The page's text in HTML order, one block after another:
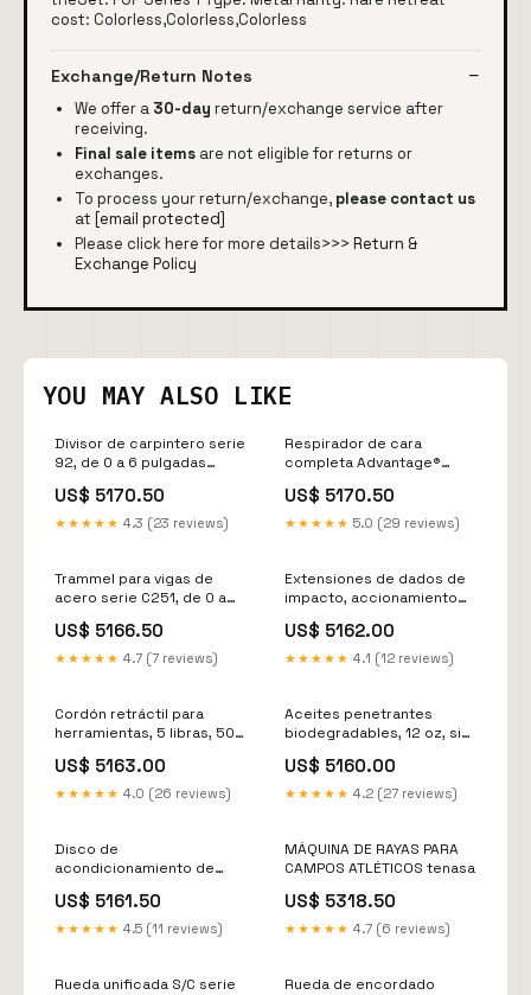
cost: Colorless,Colorless,Colorless
Exchange/Return Notes
We offer a 30-day return/exchange service after
receiving.
Final sale items are not eligible for returns or
exchanges.
To process your return/exchange, please contact us
at [email protected]
Please click here for more details>>> Return &
Exchange Policy
YOU MAY ALSO LIKE
Divisor de carpintero serie
92, de 0 a 6 pulgadas
US$ 5170.50
★★★★★ 4.3 (23 reviews)
Respirador de cara
completa Advantage®
llave para tubos
US$ 5170.50
★★★★★ 5.0 (29 reviews)
Trammel para vigas de
acero serie C251, de 0 a
sierra circular
US$ 5166.50
★★★★★ 4.7 (7 reviews)
Extensiones de dados de
impacto, accionamiento
mazos y martillos de golpe
seco
US$ 5162.00
★★★★★ 4.1 (12 reviews)
Cordón retráctil para
herramientas, 5 libras, 50
hacendado
US$ 5163.00
★★★★★ 4.0 (26 reviews)
Aceites penetrantes
biodegradables, 12 oz, sin
US$ 5160.00
★★★★★ 4.2 (27 reviews)
Disco de
acondicionamiento de
Roloc™, 3" de diámetro, TR,
mediano, 20 000 RPM
US$ 5161.50
★★★★★ 4.5 (11 reviews)
MÁQUINA DE RAYAS PARA
CAMPOS ATLÉTICOS tenasa
US$ 5318.50
★★★★★ 4.7 (6 reviews)
Rueda unificada S/C serie
Rueda de encordado